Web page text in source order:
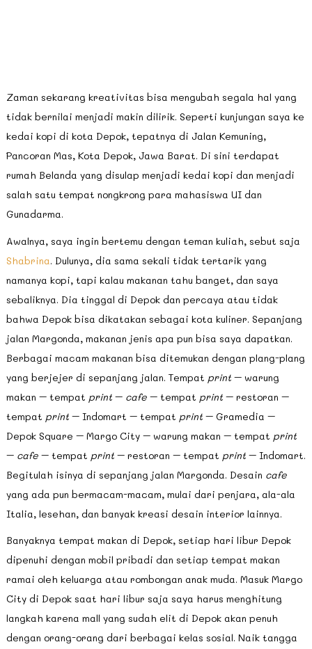
Zaman sekarang kreativitas bisa mengubah segala hal yang
tidak bernilai menjadi makin dilirik. Seperti kunjungan saya ke
kedai kopi di kota Depok, tepatnya di Jalan Kemuning,
Pancoran Mas, Kota Depok, Jawa Barat. Di sini terdapat
rumah Belanda yang disulap menjadi kedai kopi dan menjadi
salah satu tempat nongkrong para mahasiswa UI dan
Gunadarma.
Awalnya, saya ingin bertemu dengan teman kuliah, sebut saja
Shabrina. Dulunya, dia sama sekali tidak tertarik yang
namanya kopi, tapi kalau makanan tahu banget, dan saya
sebaliknya. Dia tinggal di Depok dan percaya atau tidak
bahwa Depok bisa dikatakan sebagai kota kuliner. Sepanjang
jalan Margonda, makanan jenis apa pun bisa saya dapatkan.
Berbagai macam makanan bisa ditemukan dengan plang-plang
yang berjejer di sepanjang jalan. Tempat print– warung
makan – tempat print– cafe– tempat print– restoran –
tempat print– Indomart – tempat print– Gramedia –
Depok Square – Margo City – warung makan – tempat print
– cafe– tempat print– restoran – tempat print– Indomart.
Begitulah isinya di sepanjang jalan Margonda. Desain cafe
yang ada pun bermacam-macam, mulai dari penjara, ala-ala
Italia, lesehan, dan banyak kreasi desain interior lainnya.
Banyaknya tempat makan di Depok, setiap hari libur Depok
dipenuhi dengan mobil pribadi dan setiap tempat makan
ramai oleh keluarga atau rombongan anak muda. Masuk Margo
City di Depok saat hari libur saja saya harus menghitung
langkah karena mall yang sudah elit di Depok akan penuh
dengan orang-orang dari berbagai kelas sosial. Naik tangga